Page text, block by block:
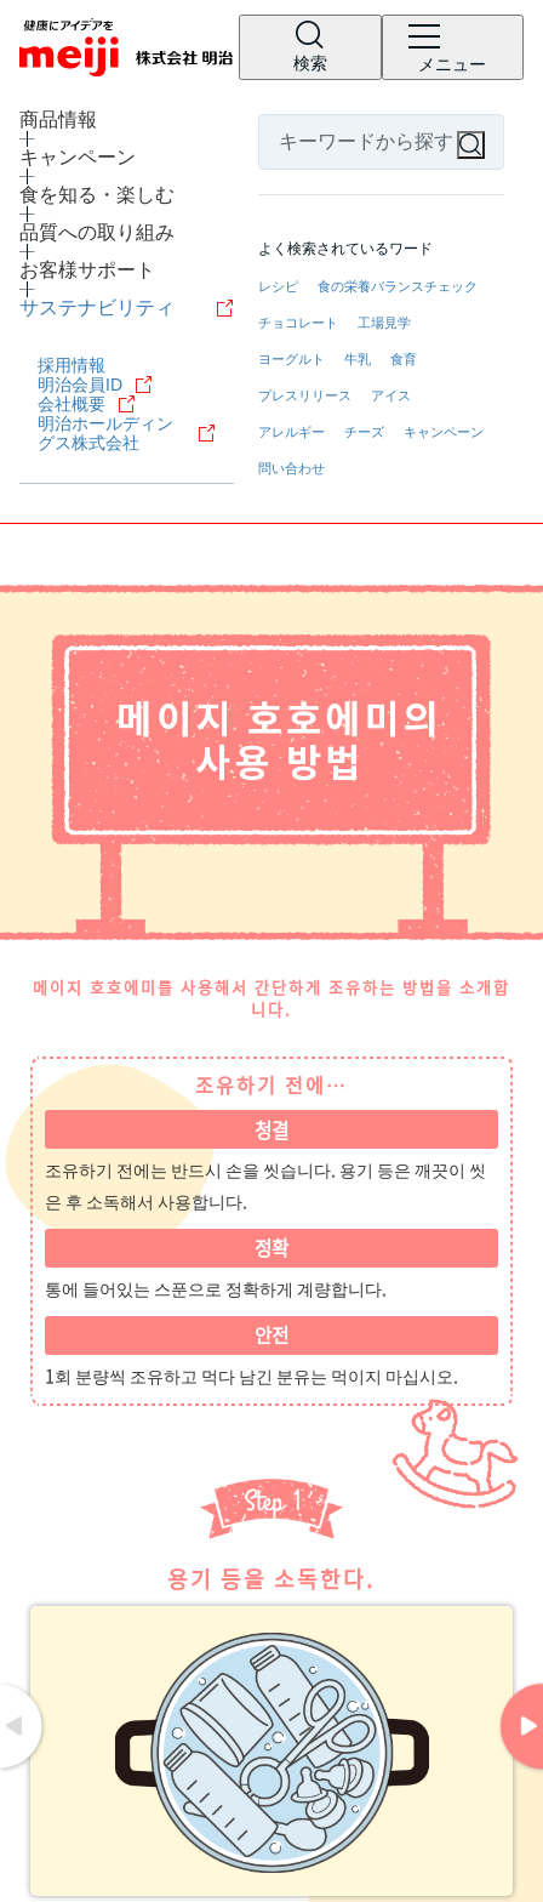
検索 メニュー
商品情報
キャンペーン
食を知る・楽しむ
品質への取り組み
お客様サポート
サステナビリティ
採用情報
明治会員ID
会社概要
明治ホールディン
グス株式会社
よく検索されているワード
レシピ 食の栄養バランスチェック
チョコレート 工場見学
ヨーグルト 牛乳 食育
プレスリリース アイス
アレルギー チーズ キャンペーン
問い合わせ
메이지 호호에미를 사용해서 간단하게 조유하는 방법을 소개합
니다.
조유하기 전에…
청결
조유하기 전에는 반드시 손을 씻습니다. 용기 등은 깨끗이 씻
은 후 소독해서 사용합니다.
정확
통에 들어있는 스푼으로 정확하게 계량합니다.
안전
1회 분량씩 조유하고 먹다 남긴 분유는 먹이지 마십시오.
용기 등을 소독한다.
LANGUAGE